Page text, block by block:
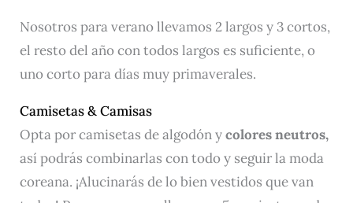
Nosotros para verano llevamos 2 largos y 3 cortos,
el resto del año con todos largos es suficiente, o
uno corto para días muy primaverales.
Camisetas & Camisas
Opta por camisetas de algodón ycolores neutros,
así podrás combinarlas con todo y seguir la moda
coreana. ¡Alucinarás de lo bien vestidos que van